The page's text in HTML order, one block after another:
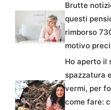
Brutte
questi
rimborso
motivo
Ho aperto il
spazzatura
vermi, per
come fare: